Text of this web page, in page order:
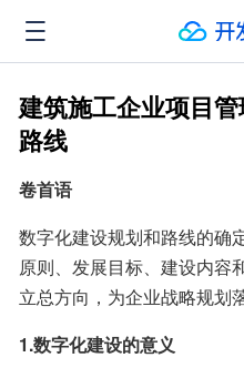
建筑施工企业项目
路线
卷首语
数字化建设规划和路线的确
原则、发展目标、建设内容
立总方向，为企业战略规划
1.数字化建设的意义